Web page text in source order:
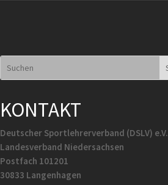
KONTAKT
Deutscher Sportlehrerverband (DSLV) e.V.
Landesverband Niedersachsen
Postfach 101201
30833 Langenhagen